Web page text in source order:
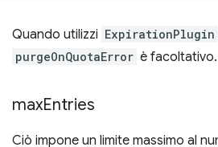
Quando utilizzi ExpirationPlugin
purgeOnQuotaError è facoltativo.
maxEntries
Ciò impone un limite massimo al